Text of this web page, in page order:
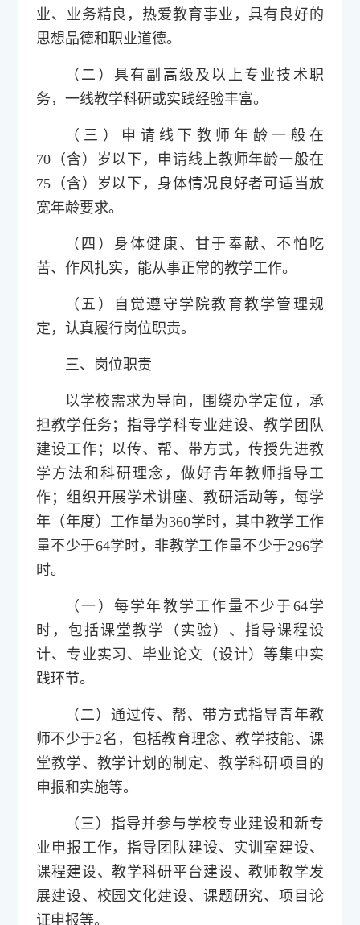
业、业务精良，热爱教育事业，具有良好的
思想品德和职业道德。
（二）具有副高级及以上专业技术职
务，一线教学科研或实践经验丰富。
（三）申请线下教师年龄一般在
70（含）岁以下，申请线上教师年龄一般在
75（含）岁以下，身体情况良好者可适当放
宽年龄要求。
（四）身体健康、甘于奉献、不怕吃
苦、作风扎实，能从事正常的教学工作。
（五）自觉遵守学院教育教学管理规
定，认真履行岗位职责。
三、岗位职责
以学校需求为导向，围绕办学定位，承
担教学任务；指导学科专业建设、教学团队
建设工作；以传、帮、带方式，传授先进教
学方法和科研理念，做好青年教师指导工
作；组织开展学术讲座、教研活动等，每学
年（年度）工作量为360学时，其中教学工作
量不少于64学时，非教学工作量不少于296学
时。
（一）每学年教学工作量不少于64学
时，包括课堂教学（实验）、指导课程设
计、专业实习、毕业论文（设计）等集中实
践环节。
（二）通过传、帮、带方式指导青年教
师不少于2名，包括教育理念、教学技能、课
堂教学、教学计划的制定、教学科研项目的
申报和实施等。
（三）指导并参与学校专业建设和新专
业申报工作，指导团队建设、实训室建设、
课程建设、教学科研平台建设、教师教学发
展建设、校园文化建设、课题研究、项目论
证申报等。